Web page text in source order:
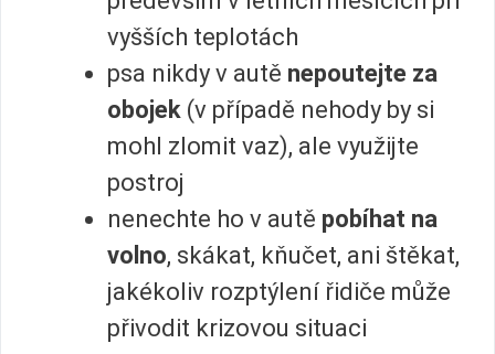
vyšších teplotách
psa nikdy v autě nepoutejte za
obojek (v případě nehody by si
mohl zlomit vaz), ale využijte
postroj
nenechte ho v autě pobíhat na
volno, skákat, kňučet, ani štěkat,
jakékoliv rozptýlení řidiče může
přivodit krizovou situaci